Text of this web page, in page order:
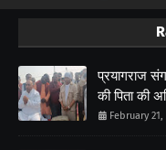
प्रयागराज
की पिता की
February 21,